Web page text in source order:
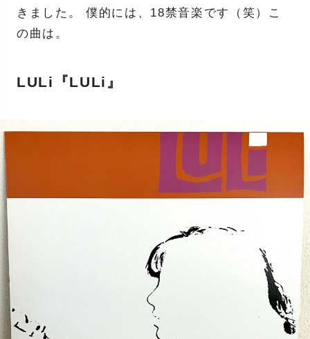
きました。 僕的には、18禁音楽です（笑）こ
の曲は。
LULi『LULi』